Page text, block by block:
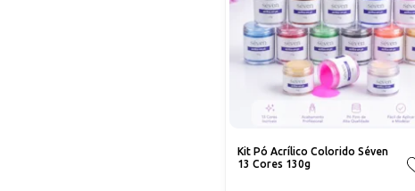
Kit Pó Acrílico Colorido Séven
13 Cores 130g